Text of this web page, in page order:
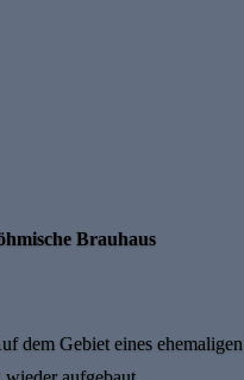
Brauhaus
dem Gebiet eines